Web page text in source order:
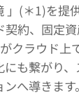
」(＊1)を提
約、固定
クラウド上
も繋がり
へ導きます。